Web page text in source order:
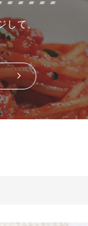
して、